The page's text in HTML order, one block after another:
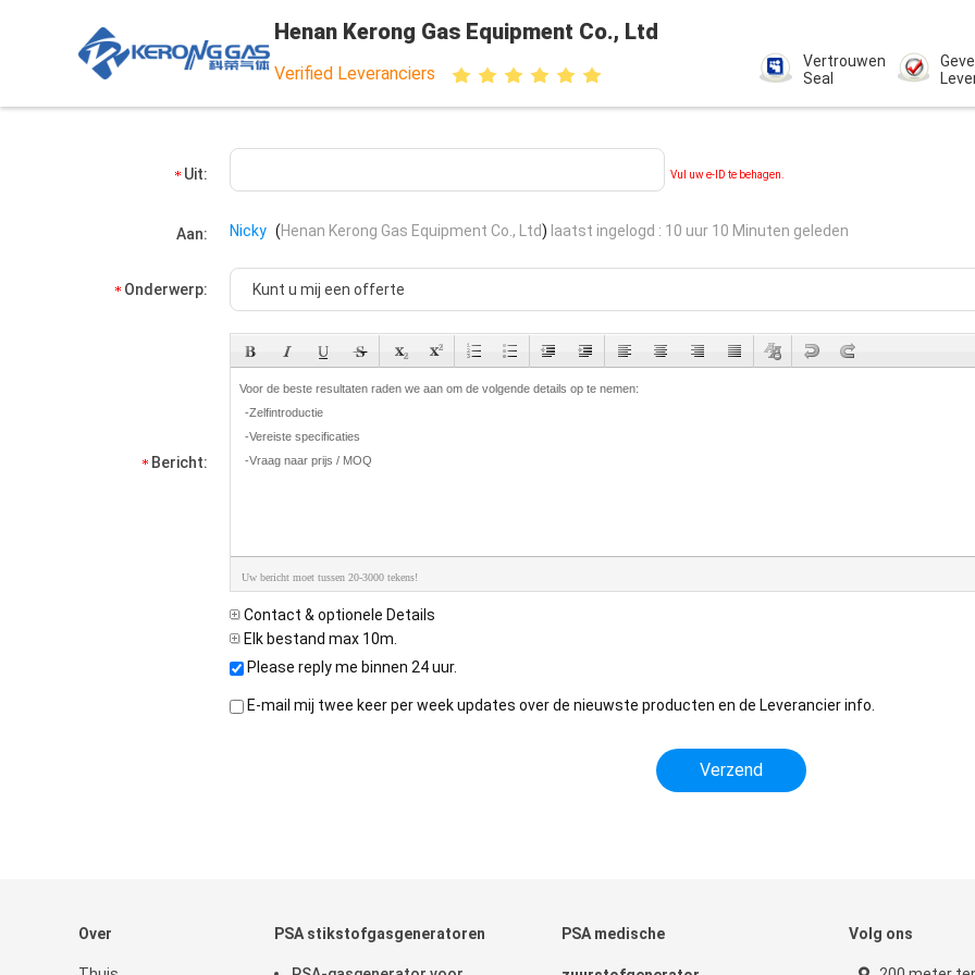
Henan Kerong Gas Equipment Co., Ltd
Verified Leveranciers
Vertrouwen
Seal
Uit: Vul uw e-ID te behagen.
Aan: Nicky (Henan Kerong Gas Equipment Co., Ltd) laatst ingelogd : 10 uur 10 Minuten geleden
Onderwerp:
Bericht:
Uw bericht moet tussen 20-3000 tekens!
Contact & optionele Details
Elk bestand max 10m.
Please reply me binnen 24 uur.
E-mail mij twee keer per week updates over de nieuwste producten en de Leverancier info.
Over PSA stikstofgasgeneratoren PSA medische Volg ons